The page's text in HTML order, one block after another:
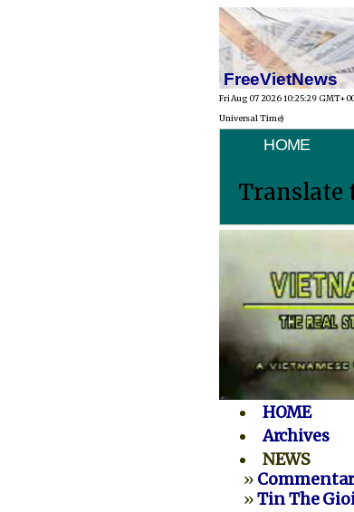
FreeVietNews
Fri Aug 07 2026 10:25:29
Universal Time)
HOME
Translate
HOME
Archives
NEWS
»
»Tin The